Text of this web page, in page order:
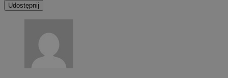
Udostępnij